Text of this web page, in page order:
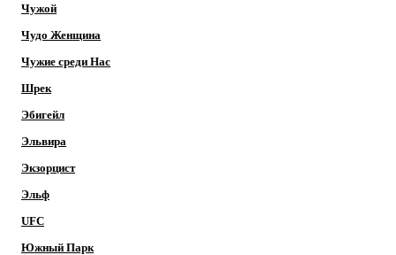
Чужой
Чудо Женщина
Чужие среди Нас
Шрек
Эбигейл
Эльвира
Экзорцист
Эльф
UFC
Южный Парк